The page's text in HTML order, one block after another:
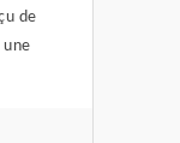
de
une